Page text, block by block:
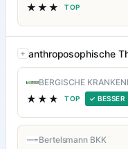
★★★ TOP
anthroposophische
BERGISCHE
★★★ TOP ✓ BESSER
Bertelsmann BKK